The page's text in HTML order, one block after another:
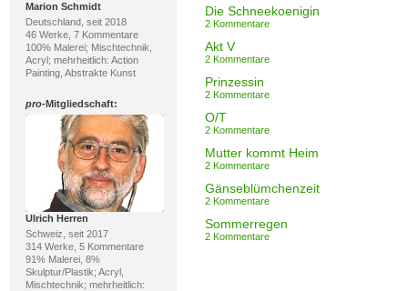
Marion Schmidt
Deutschland, seit 2018
46 Werke, 7 Kommentare
100% Malerei; Mischtechnik,
Acryl; mehrheitlich: Action
Painting, Abstrakte Kunst
pro-Mitgliedschaft:
Ulrich Herren
Schweiz, seit 2017
314 Werke, 5 Kommentare
91% Malerei, 8%
Skulptur/Plastik; Acryl,
Mischtechnik; mehrheitlich:
Die Schneekoenigin
2 Kommentare
Akt V
2 Kommentare
Prinzessin
2 Kommentare
O/T
2 Kommentare
Mutter kommt Heim
2 Kommentare
Gänseblümchenzeit
2 Kommentare
Sommerregen
2 Kommentare